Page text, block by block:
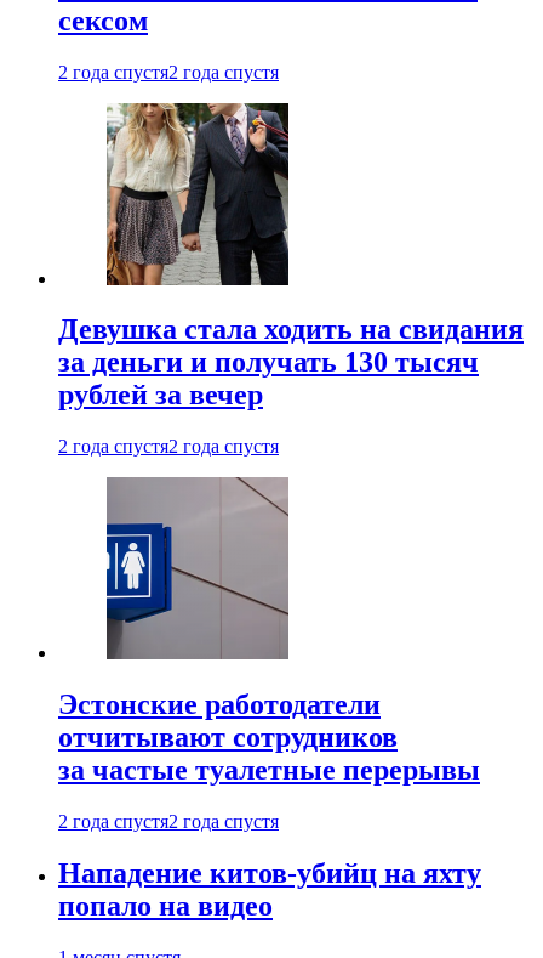
сексом
2 года спустя2 года спустя
Девушка стала ходить на свидания
за деньги и получать 130 тысяч
рублей за вечер
2 года спустя2 года спустя
Эстонские работодатели
отчитывают сотрудников
за частые туалетные перерывы
2 года спустя2 года спустя
Нападение китов-убийц на яхту
попало на видео